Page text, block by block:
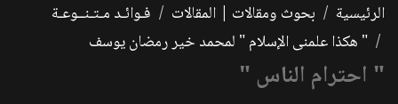
الرئيسية بحوث ومقالات | المقالات
فـوائـد مـتـنــوعـة
" هكذا علمنى الإسلام " لمحمد خير رمضان يوسف
" احترام الناس "